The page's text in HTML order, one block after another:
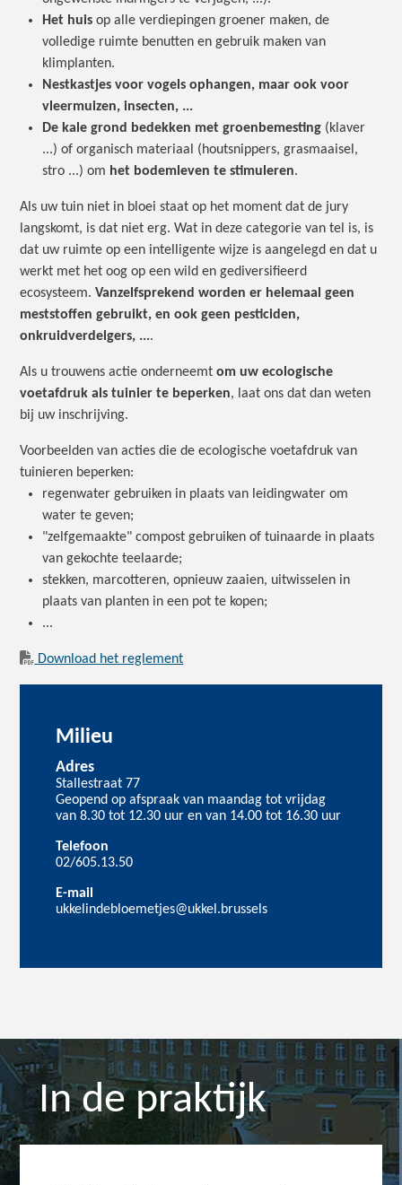
Het huis op alle verdiepingen groener maken, de
volledige ruimte benutten en gebruik maken van
klimplanten.
Nestkastjes voor vogels ophangen, maar ook voor
vleermuizen, insecten, ...
De kale grond bedekken met groenbemesting (klaver
...) of organisch materiaal (houtsnippers, grasmaaisel,
stro ...) om het bodemleven te stimuleren.
Als uw tuin niet in bloei staat op het moment dat de jury
langskomt, is dat niet erg. Wat in deze categorie van tel is, is
dat uw ruimte op een intelligente wijze is aangelegd en dat u
werkt met het oog op een wild en gediversifieerd
ecosysteem.Vanzelfsprekend worden er helemaal geen
meststoffen gebruikt, en ook geen pesticiden,
onkruidverdelgers, ....
Als u trouwens actie onderneemtom uw ecologische
voetafdruk als tuinier te beperken, laat ons dat dan weten
bij uw inschrijving.
Voorbeelden van acties die de ecologische voetafdruk van
tuinieren beperken:
regenwater gebruiken in plaats van leidingwater om
water te geven;
"zelfgemaakte" compost gebruiken of tuinaarde in plaats
van gekochte teelaarde;
stekken, marcotteren, opnieuw zaaien, uitwisselen in
plaats van planten in een pot te kopen;
...
Download het reglement
Milieu
Adres
Stallestraat 77
Geopend op afspraak van maandag tot vrijdag
van 8.30 tot 12.30 uur en van 14.00 tot 16.30 uur
Telefoon
02/605.13.50
E-mail
ukkelindebloemetjes@ukkel.brussels
In de praktijk